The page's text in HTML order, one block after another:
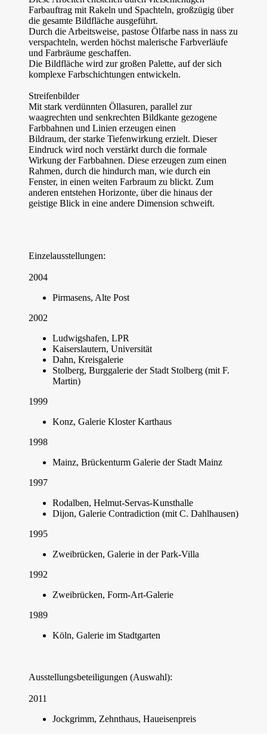
Farbauftrag mit Rakeln und Spachteln, großzügig über
die gesamte Bildfläche ausgeführt.
Durch die Arbeitsweise, pastose Ölfarbe nass in nass zu
verspachteln, werden höchst malerische Farbverläufe
und Farbräume geschaffen.
Die Bildfläche wird zur großen Palette, auf der sich
komplexe Farbschichtungen entwickeln.
Streifenbilder
Mit stark verdünnten Öllasuren, parallel zur
waagrechten und senkrechten Bildkante gezogene
Farbbahnen und Linien erzeugen einen
Bildraum, der starke Tiefenwirkung erzielt. Dieser
Eindruck wird noch verstärkt durch die formale
Wirkung der Farbbahnen. Diese erzeugen zum einen
Rahmen, durch die hindurch man, wie durch ein
Fenster, in einen weiten Farbraum zu blickt. Zum
anderen entstehen Horizonte, über die hinaus der
geistige Blick in eine andere Dimension schweift.
Einzelausstellungen:
2004
Pirmasens, Alte Post
2002
Ludwigshafen, LPR
Kaiserslautern, Universität
Dahn, Kreisgalerie
Stolberg, Burggalerie der Stadt Stolberg (mit F.
Martin)
1999
Konz, Galerie Kloster Karthaus
1998
Mainz, Brückenturm Galerie der Stadt Mainz
1997
Rodalben, Helmut-Servas-Kunsthalle
Dijon, Galerie Contradiction (mit C. Dahlhausen)
1995
Zweibrücken, Galerie in der Park-Villa
1992
Zweibrücken, Form-Art-Galerie
1989
Köln, Galerie im Stadtgarten
Ausstellungsbeteiligungen (Auswahl):
2011
Jockgrimm, Zehnthaus, Haueisenpreis